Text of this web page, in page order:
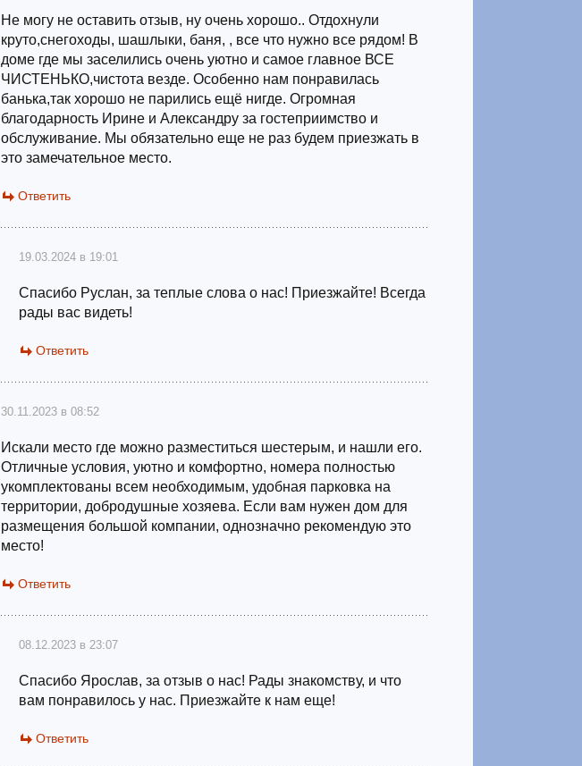
Не могу не оставить отзыв, ну очень хорошо.. Отдохнули
круто,снегоходы, шашлыки, баня, , все что нужно все рядом! В
доме где мы заселились очень уютно и самое главное ВСЕ
ЧИСТЕНЬКО,чистота везде. Особенно нам понравилась
банька,так хорошо не парились ещё нигде. Огромная
благодарность Ирине и Александру за гостеприимство и
обслуживание. Мы обязательно еще не раз будем приезжать в
это замечательное место.
Ответить
19.03.2024 в 19:01
Спасибо Руслан, за теплые слова о нас! Приезжайте! Всегда
рады вас видеть!
Ответить
30.11.2023 в 08:52
Искали место где можно разместиться шестерым, и нашли его.
Отличные условия, уютно и комфортно, номера полностью
укомплектованы всем необходимым, удобная парковка на
территории, добродушные хозяева. Если вам нужен дом для
размещения большой компании, однозначно рекомендую это
место!
Ответить
08.12.2023 в 23:07
Спасибо Ярослав, за отзыв о нас! Рады знакомству, и что
вам понравилось у нас. Приезжайте к нам еще!
Ответить